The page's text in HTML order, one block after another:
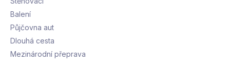
Balení
Půjčovna aut
Dlouhá cesta
Mezinárodní přeprava